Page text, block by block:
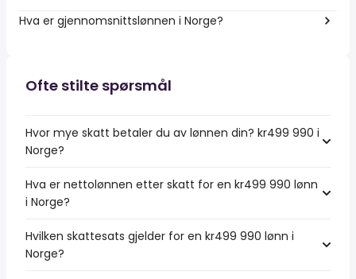
Hva er gjennomsnittslønnen i Norge?
Ofte stilte spørsmål
Hvor mye skatt betaler du av lønnen din? kr499 990 i
Norge?
Hva er nettolønnen etter skatt for en kr499 990 lønn
i Norge?
Hvilken skattesats gjelder for en kr499 990 lønn i
Norge?